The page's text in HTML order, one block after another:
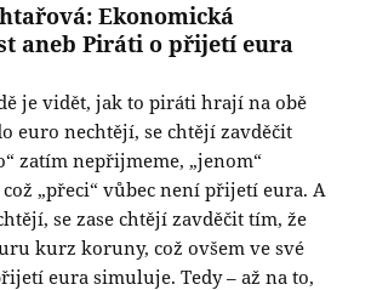
Ekonomická
aneb Piráti o přijetí eura
je vidět, jak to piráti hrají na obě
euro nechtějí, se chtějí zavděčit
zatím nepřijmeme, „jenom“
„přeci“ vůbec není přijetí eura. A
se zase chtějí zavděčit tím, že
kurz koruny, což ovšem ve své
eura simuluje. Tedy – až na to,